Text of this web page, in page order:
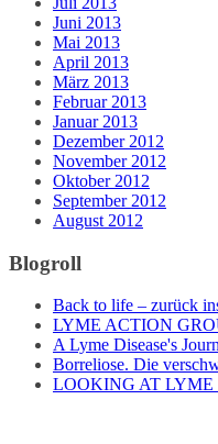
Juni 2013
Mai 2013
April 2013
März 2013
Februar 2013
Januar 2013
Dezember 2012
November 2012
Oktober 2012
September 2012
August 2012
Blogroll
Back to life – zurück
LYME ACTION
A Lyme Disease's
Borreliose. Die
LOOKING AT LYME